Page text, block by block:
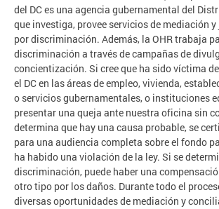
del DC es una agencia gubernamental del
que investiga, provee servicios de mediación
por discriminación. Además, la OHR trabaja
discriminación a través de campañas de
concientización. Si cree que ha sido víctima
el DC en las áreas de empleo, vivienda,
o servicios gubernamentales, o instituciones
presentar una queja ante nuestra oficina sin
determina que hay una causa probable, se
para una audiencia completa sobre el fondo
ha habido una violación de la ley. Si se
discriminación, puede haber una
otro tipo por los daños. Durante todo el
diversas oportunidades de mediación y